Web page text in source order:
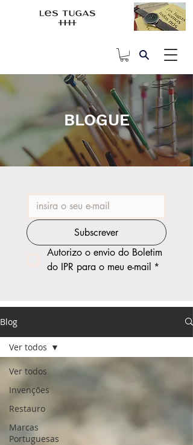
BLOGUE
Subscrever
Autorizo o envio do Boletim
do IPR para o meu e-mail *
Blog
Ver todos
Invenções
Restauro
Marcas
Portuguesas
Ver todos